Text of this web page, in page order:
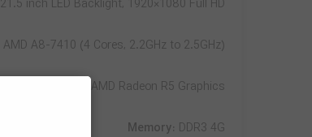
21.5 inch LED Backlight, 1920×1080 Full HD
AMD A8-7410 (4 Cores, 2.2GHz to 2.5GHz)
AMD Radeon R5 Graphics
Memory: DDR3 4G